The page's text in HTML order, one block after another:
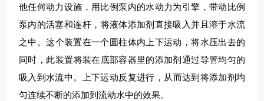
他任何动力设施，用比例泵内的水动力为引擎，带动比例
泵内的活塞和连杆，将液体添加剂直接吸入并且溶于水流
之中。这个装置在一个圆柱体内上下运动，将水压出去的
同时，此装置将装在底部容器里的添加剂通过导管均匀的
吸入到水流中。上下运动反复进行，从而达到将添加剂均
匀连续不断的添加到流动水中的效果。